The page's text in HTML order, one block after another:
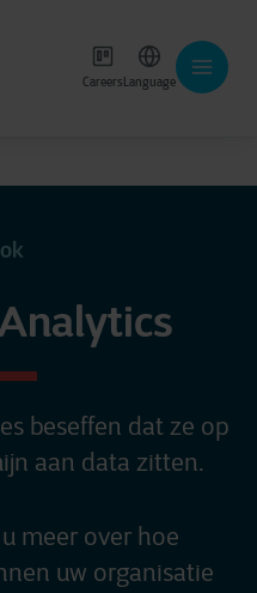
CareersLanguage
beseffen dat ze op
aan data zitten.
meer over hoe
uw organisatie